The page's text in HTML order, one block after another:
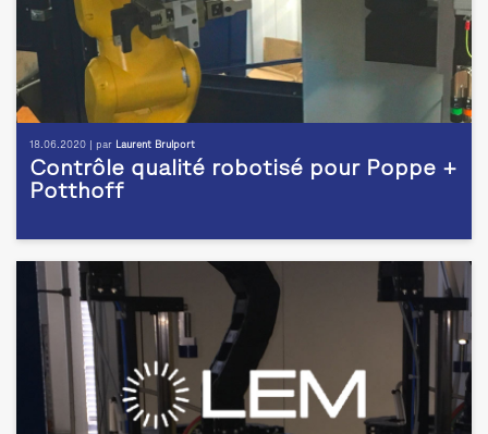
18.06.2020 | par Laurent Brulport
Contrôle qualité robotisé pour Poppe +
Potthoff